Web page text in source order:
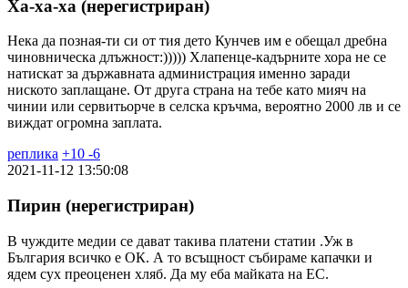
Ха-ха-ха (нерегистриран)
Нека да позная-ти си от тия дето Кунчев им е обещал дребна
чиновническа длъжност:))))) Хлапенце-кадърните хора не се
натискат за държавната администрация именно заради
ниското заплащане. От друга страна на тебе като мияч на
чинии или сервитьорче в селска кръчма, вероятно 2000 лв и се
виждат огромна заплата.
реплика +10 -6
2021-11-12 13:50:08
Пирин (нерегистриран)
В чуждите медии се дават такива платени статии .Уж в
България всичко е ОК. А то всъщност събираме капачки и
ядем сух преоценен хляб. Да му еба майката на ЕС.